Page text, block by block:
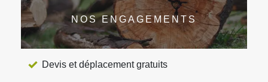
NOS ENGAGEMENTS
Devis et déplacement gratuits